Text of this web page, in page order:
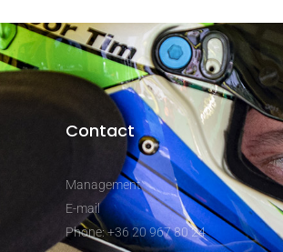
Contact
Management
E-mail
Phone: +36 20 967 80 24